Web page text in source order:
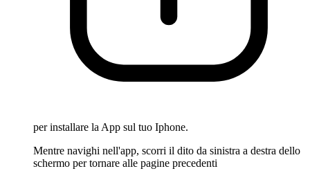
per installare la App sul tuo Iphone.
Mentre navighi nell'app, scorri il dito da sinistra a destra dello
schermo per tornare alle pagine precedenti